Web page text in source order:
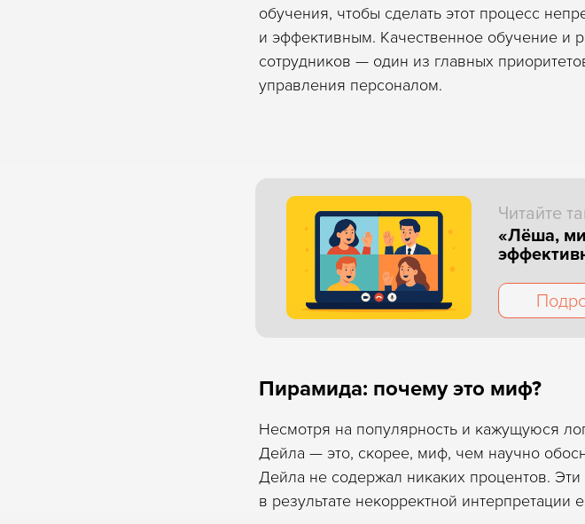
обучения, чтобы сделать этот процесс
и эффективным. Качественное обучение и
сотрудников — один из главных
управления персоналом.
Читайте
«Лёша,
Пирамида: почему это миф?
Несмотря на популярность и кажущуюся
Дейла — это, скорее, миф, чем научно
Дейла не содержал никаких процентов.
в результате некорректной интерпретации